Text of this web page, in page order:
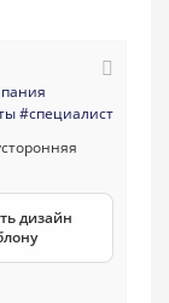
#специалист
дизайн